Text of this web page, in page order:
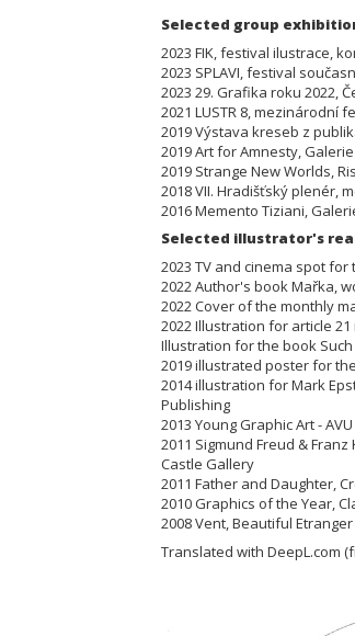
Selected
2023 FIK, festival ilustrace,
2023 SPLAVI, festival
2023 29. Grafika roku 2022,
2021 LUSTR 8, mezinárodní
2019 Výstava kreseb z
2019 Art for Amnesty,
2019 Strange New Worlds,
2018 VII. Hradišťský plenér,
2016 Memento Tiziani,
Selected illustrator's
2023 TV and cinema spot
2022 Author's book Mařka,
2022 Cover of the monthly
2022 Illustration for article
Illustration for the book
2019 illustrated poster for
2014 illustration for Mark
Publishing
2013 Young Graphic Art -
2011 Sigmund Freud &
Castle Gallery
2011 Father and Daughter,
2010 Graphics of the Year,
2008 Vent, Beautiful
Translated with DeepL.com